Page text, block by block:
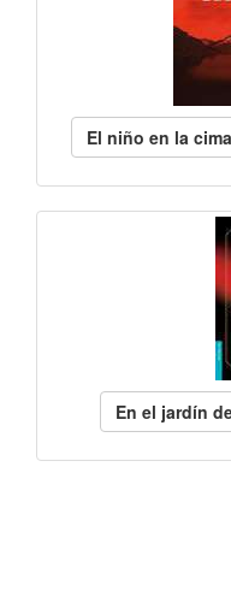
El niño en la
En el jardín